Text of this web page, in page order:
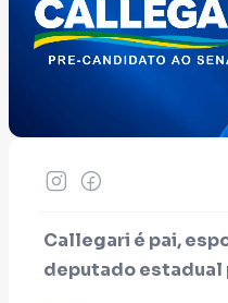
Callegari é pai,
deputado estadual